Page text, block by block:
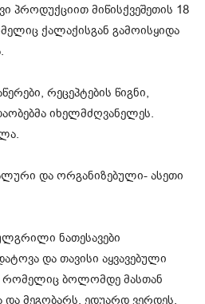
პროდუქციით მიწისქვეშეთის 18
ქალაქისგან გამოისყიდა
რეცეპტების წიგნი,
იხელმძღვანელეს.
და ორგანიზებული- ასეთი
ნათესავები
და თავისი აყვავებული
რომელიც ბოლომდე მასთან
და მეგობარს, ედუარდ ვერდეს,